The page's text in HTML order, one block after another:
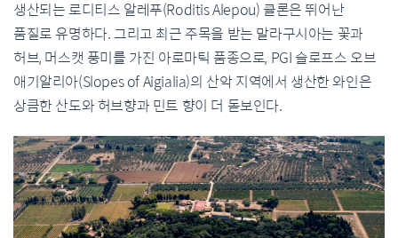
생산되는 로디티스 알레푸(Roditis Alepou) 클론은 뛰어난
품질로 유명하다. 그리고 최근 주목을 받는 말라구시아는 꽃과
허브, 머스캣 풍미를 가진 아로마틱 품종으로, PGI 슬로프스 오브
애기알리아(Slopes of Aigialia)의 산악 지역에서 생산한 와인은
상큼한 산도와 허브향과 민트 향이 더 돋보인다.